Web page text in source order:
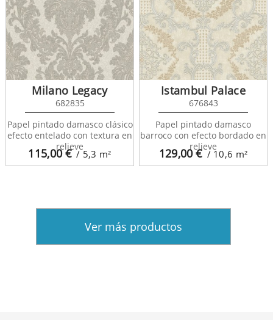
115,00€ / 5,3 m²
Milano Legacy
682835
Papel pintado damasco clásico
efecto entelado con textura en
relieve
129,00€ / 10,6 m²
Istambul Palace
676843
Papel pintado damasco
barroco con efecto bordado en
relieve
Ver más productos